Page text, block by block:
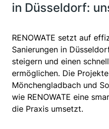
in Düsseldorf:
RENOWATE setzt auf
Sanierungen in
steigern und einen
ermöglichen. Die
Mönchengladbach und
wie RENOWATE eine
die Praxis umsetzt.